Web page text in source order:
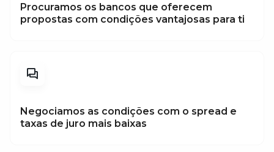
Procuramos os bancos que oferecem
propostas com condições vantajosas para ti
Negociamos as condições com o spread e
taxas de juro mais baixas